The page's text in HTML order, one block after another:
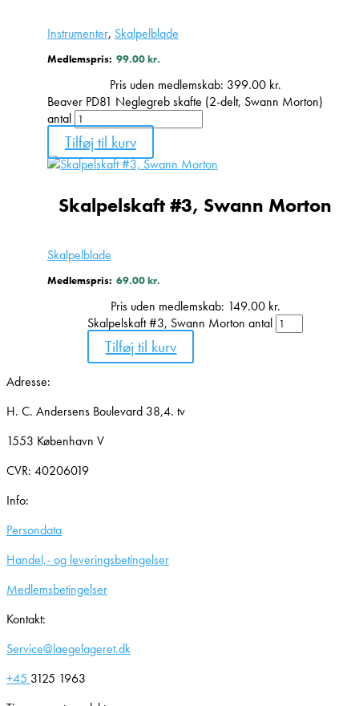
Instrumenter, Skalpelblade
Medlemspris: 99.00kr.
Pris uden medlemskab: 399.00 kr.
Beaver PD81 Neglegreb skafte (2-delt, Swann Morton)
antal
Tilføj til kurv
Skalpelblade
Skalpelskaft #3, Swann Morton
Medlemspris: 69.00kr.
Pris uden medlemskab: 149.00 kr.
Skalpelskaft #3, Swann Morton antal
Tilføj til kurv
Adresse:
H. C. Andersens Boulevard 38,4. tv
1553 København V
CVR: 40206019
Info:
Persondata
Handel,- og leveringsbetingelser
Medlemsbetingelser
Kontakt:
Service@laegelageret.dk
+45 3125 1963